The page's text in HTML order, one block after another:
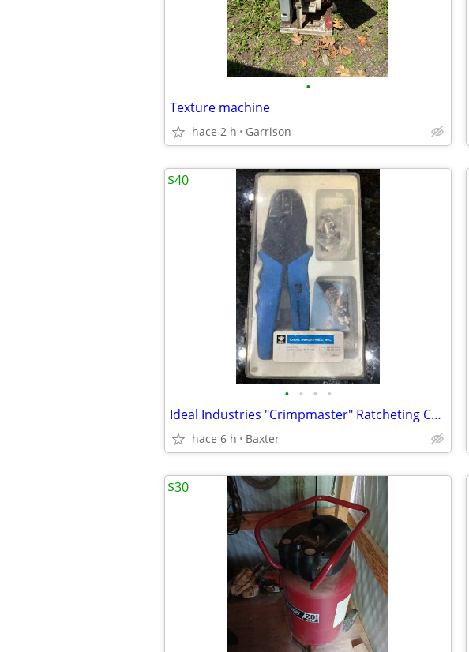
•
Texture machine
hace 2 h Garrison
• • • •
Ideal Industries "Crimpmaster" Ratcheting Crimp Tool
hace 6 h Baxter
$40
$30